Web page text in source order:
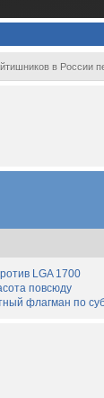
в России
LGA 1700
повсюду
флагман по